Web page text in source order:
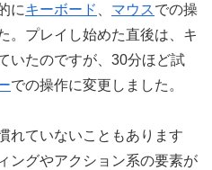
にキーボード マウスでの操
。プレイし始めた直後は、キ
いたのですが、30分ほど試
での操作に変更しました。
れていないこともあります
ングやアクション系の要素が